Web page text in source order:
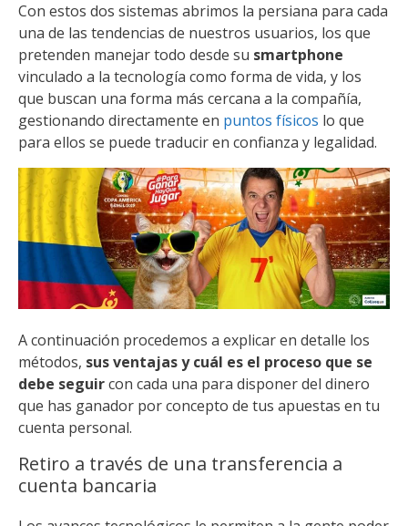
Con estos dos sistemas abrimos la persiana para cada
una de las tendencias de nuestros usuarios, los que
pretenden manejar todo desde su smartphone
vinculado a la tecnología como forma de vida, y los
que buscan una forma más cercana a la compañía,
gestionando directamente en puntos físicos lo que
para ellos se puede traducir en confianza y legalidad.
A continuación procedemos a explicar en detalle los
métodos, sus ventajas y cuál es el proceso que se
debe seguircon cada una para disponer del dinero
que has ganador por concepto de tus apuestas en tu
cuenta personal.
Retiro a través de una transferencia a
cuenta bancaria